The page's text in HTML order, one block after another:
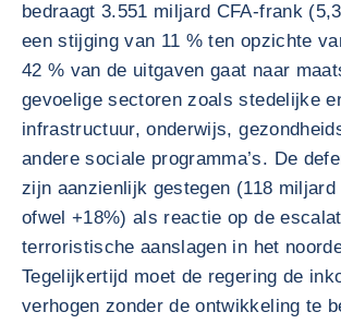
bedraagt 3.551 miljard CFA-frank
een stijging van 11 % ten opzichte
42 % van de uitgaven gaat naar
gevoelige sectoren zoals stedelijke
infrastructuur, onderwijs,
andere sociale programma’s. De
zijn aanzienlijk gestegen (118 miljard
ofwel +18%) als reactie op de
terroristische aanslagen in het
Tegelijkertijd moet de regering de
verhogen zonder de ontwikkeling te